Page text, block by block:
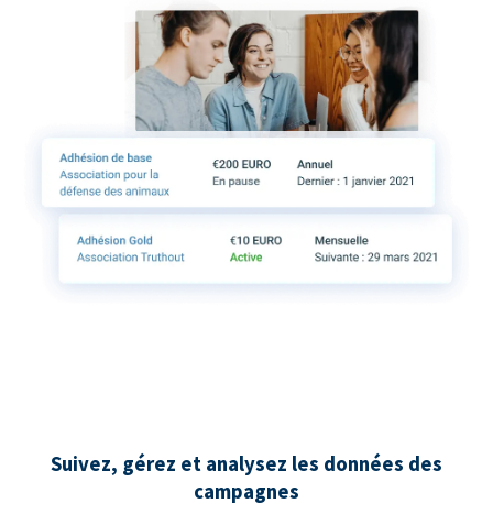
Suivez, gérez et analysez les données des
campagnes